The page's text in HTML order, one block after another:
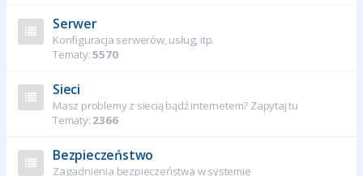
Serwer
Konfiguracja serwerów, usług, itp.
Tematy:5570
Sieci
Masz problemy z siecią bądź internetem? Zapytaj tu
Tematy: 2366
Bezpieczeństwo
Zagadnienia bezpieczeństwa w systemie